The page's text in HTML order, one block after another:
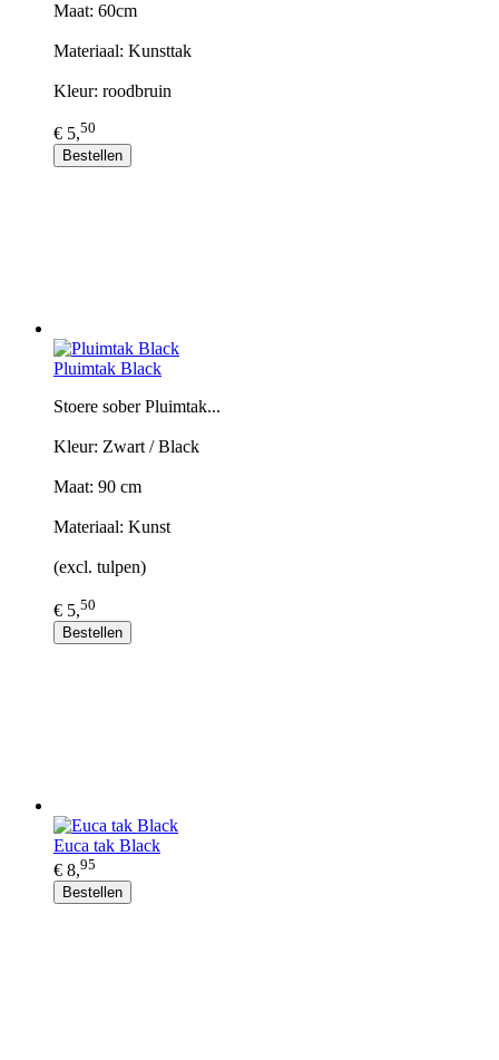
Maat: 60cm
Materiaal: Kunsttak
Kleur: roodbruin
€ 5,50
Bestellen
Pluimtak Black
Stoere sober Pluimtak...
Kleur: Zwart / Black
Maat: 90 cm
Materiaal: Kunst
(excl. tulpen)
€ 5,50
Bestellen
Euca tak Black
€ 8,95
Bestellen